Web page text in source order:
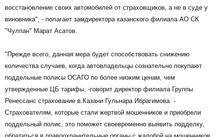
восстановление своих автомобилей от страховщиков, а не в суде у
виновника", - полагает замдиректора казанского филиала АО СК
"Чулпан" Марат Асатов.
"Прежде всего, данная мера будет способствовать снижению
количества случаев, когда автовладельцы сознательно покупают
поддельные полисы ОСАГО по более низким ценам, чем
утвержденные ЦБ тарифы, -говорит директор филиала Группы
Ренессанс страхование в Казани Гульнара Ибрагимова. -
Страхователям, которые стали жертвой мошенников и приобрели
поддельный полис, это поможет своевременно выявить подделку,